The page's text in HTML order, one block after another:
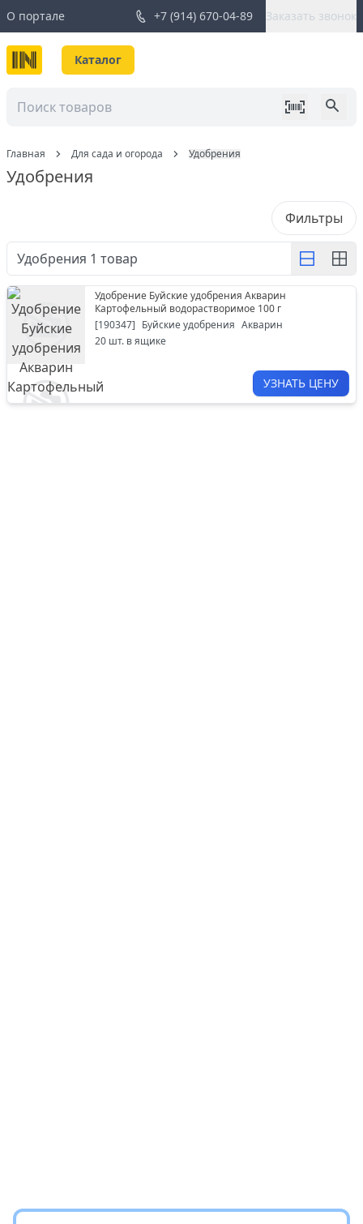
О портале +7 (914) 670-04-89 Заказать звонок
Каталог
Главная Для сада и огорода Удобрения
Удобрения
Фильтры
Удобрения 1 товар
Удобрение Буйские удобрения Акварин
Картофельный водорастворимое 100 г
[190347] Буйские удобрения Акварин
20 шт. в ящике
УЗНАТЬ ЦЕНУ